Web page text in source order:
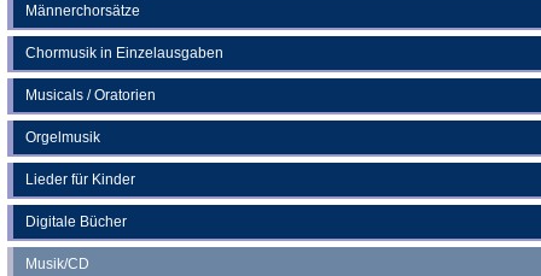
Männerchorsätze
Chormusik in Einzelausgaben
Musicals / Oratorien
Orgelmusik
Lieder für Kinder
Digitale Bücher
Musik/CD